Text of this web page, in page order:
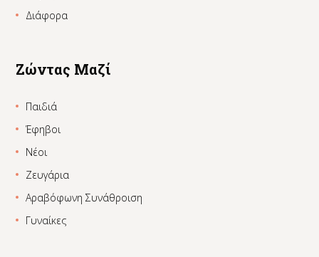
Διάφορα
Ζώντας Μαζί
Παιδιά
Έφηβοι
Νέοι
Ζευγάρια
Αραβόφωνη Συνάθροιση
Γυναίκες